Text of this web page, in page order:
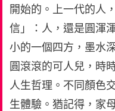
開始的。上一代的人
信」：人，還是圓渾
小的一個四方，墨水
圓滾滾的可人兒，時
人生哲理。不同顏色
生體驗。猶記得，家